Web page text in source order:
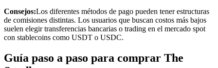
Consejos:Los diferentes métodos de pago pueden tener estructuras
de comisiones distintas. Los usuarios que buscan costos más bajos
suelen elegir transferencias bancarias o trading en el mercado spot
con stablecoins como USDT o USDC.
Guía paso a paso para comprar The